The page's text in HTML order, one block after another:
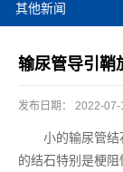
其他新闻
输尿管导引鞘
发布日期： 2022-07-
小的输尿管
的结石特别是梗阻